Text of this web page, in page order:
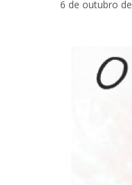
6 de outubro